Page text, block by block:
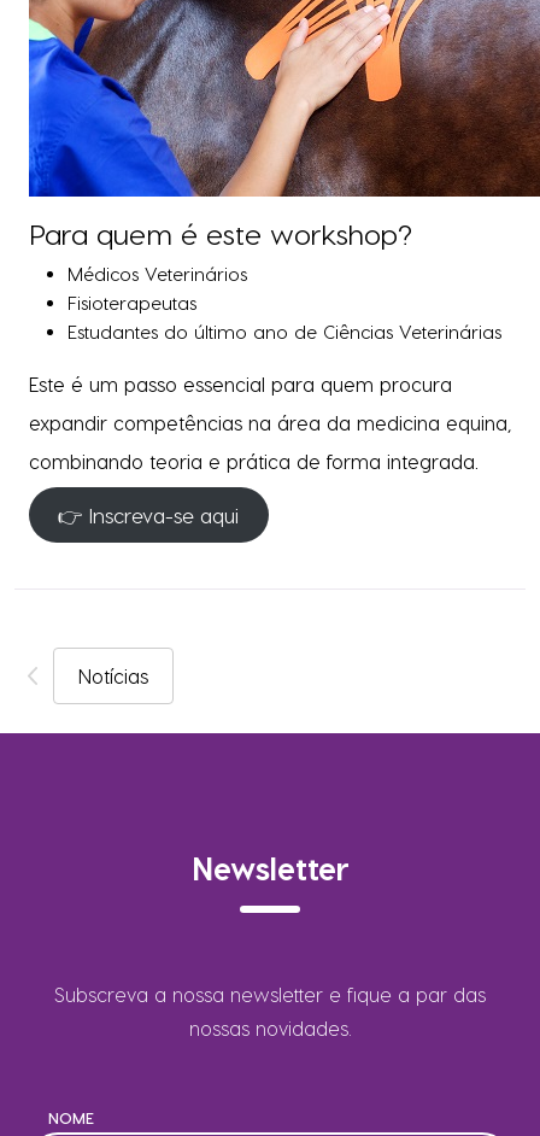
Para quem é este workshop?
Médicos Veterinários
Fisioterapeutas
Estudantes do último ano de Ciências Veterinárias
Este é um passo essencial para quem procura
expandir competências na área da medicina equina,
combinando teoria e prática de forma integrada.
👉 Inscreva-se aqui
Notícias
Newsletter
Subscreva a nossa newsletter e fique a par das
nossas novidades.
NOME